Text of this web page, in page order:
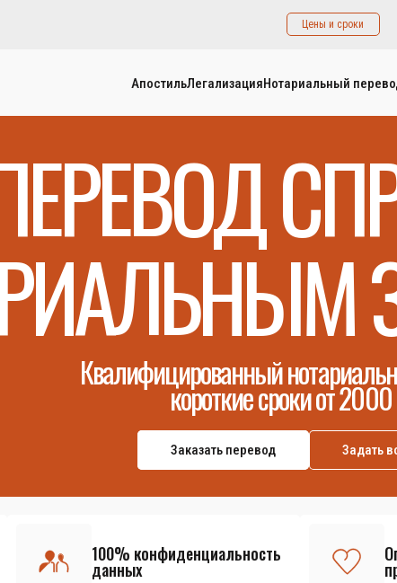
Цены и сроки
АпостильЛегализацияНотариальный
Квалифицированный
короткие сроки от 2000
Заказать перевод Задать
100% конфиденциальность
данных